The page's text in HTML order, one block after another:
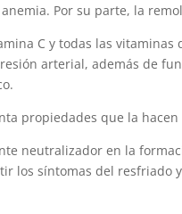
Por su parte, la
C y todas las
arterial, además de
propiedades que la
neutralizador en la
los síntomas del resfriado